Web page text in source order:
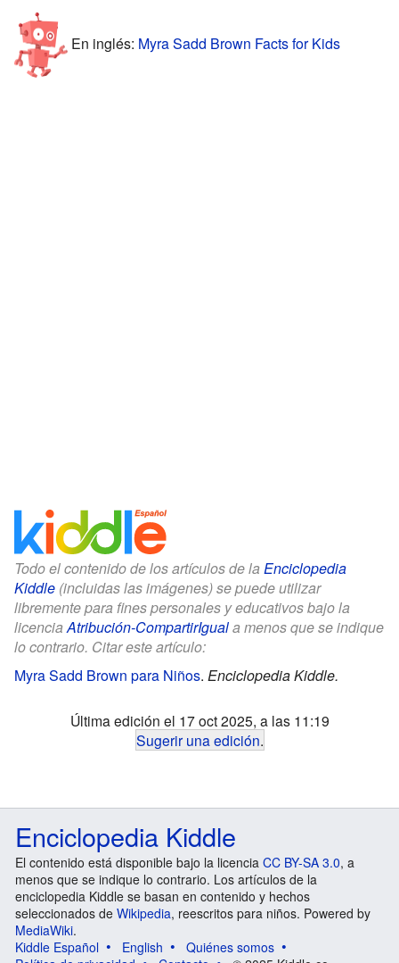
En inglés: Myra Sadd Brown Facts for Kids
Todo el contenido de los artículos de la Enciclopedia
Kiddle (incluidas las imágenes) se puede utilizar
libremente para fines personales y educativos bajo la
licenciaAtribución-CompartirIguala menos que se indique
lo contrario. Citar este artículo:
Myra Sadd Brown para Niños. Enciclopedia Kiddle.
Última edición el 17 oct 2025, a las 11:19
Sugerir una edición.
Enciclopedia Kiddle
El contenido está disponible bajo la licencia CC BY-SA 3.0, a
menos que se indique lo contrario. Los artículos de la
enciclopedia Kiddle se basan en contenido y hechos
seleccionados de Wikipedia, reescritos para niños. Powered by
MediaWiki.
Kiddle Español
English
Quiénes somos